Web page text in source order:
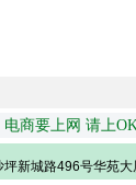
电商要上网 请上
坪新城路496号华苑